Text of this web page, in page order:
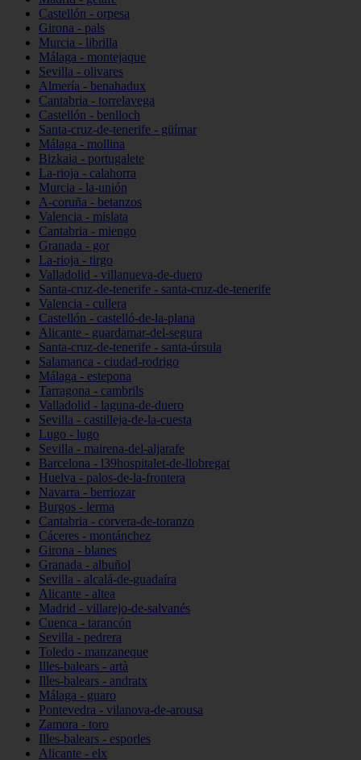
Castellón - orpesa
Girona - pals
Murcia - librilla
Málaga - montejaque
Sevilla - olivares
Almería - benahadux
Cantabria - torrelavega
Castellón - benlloch
Santa-cruz-de-tenerife - güímar
Málaga - mollina
Bizkaia - portugalete
La-rioja - calahorra
Murcia - la-unión
A-coruña - betanzos
Valencia - mislata
Cantabria - miengo
Granada - gor
La-rioja - tirgo
Valladolid - villanueva-de-duero
Santa-cruz-de-tenerife - santa-cruz-de-tenerife
Valencia - cullera
Castellón - castelló-de-la-plana
Alicante - guardamar-del-segura
Santa-cruz-de-tenerife - santa-úrsula
Salamanca - ciudad-rodrigo
Málaga - estepona
Tarragona - cambrils
Valladolid - laguna-de-duero
Sevilla - castilleja-de-la-cuesta
Lugo - lugo
Sevilla - mairena-del-aljarafe
Barcelona - l39hospitalet-de-llobregat
Huelva - palos-de-la-frontera
Navarra - berriozar
Burgos - lerma
Cantabria - corvera-de-toranzo
Cáceres - montánchez
Girona - blanes
Granada - albuñol
Sevilla - alcalá-de-guadaíra
Alicante - altea
Madrid - villarejo-de-salvanés
Cuenca - tarancón
Sevilla - pedrera
Toledo - manzaneque
Illes-balears - artà
Illes-balears - andratx
Málaga - guaro
Pontevedra - vilanova-de-arousa
Zamora - toro
Illes-balears - esporles
Alicante - elx